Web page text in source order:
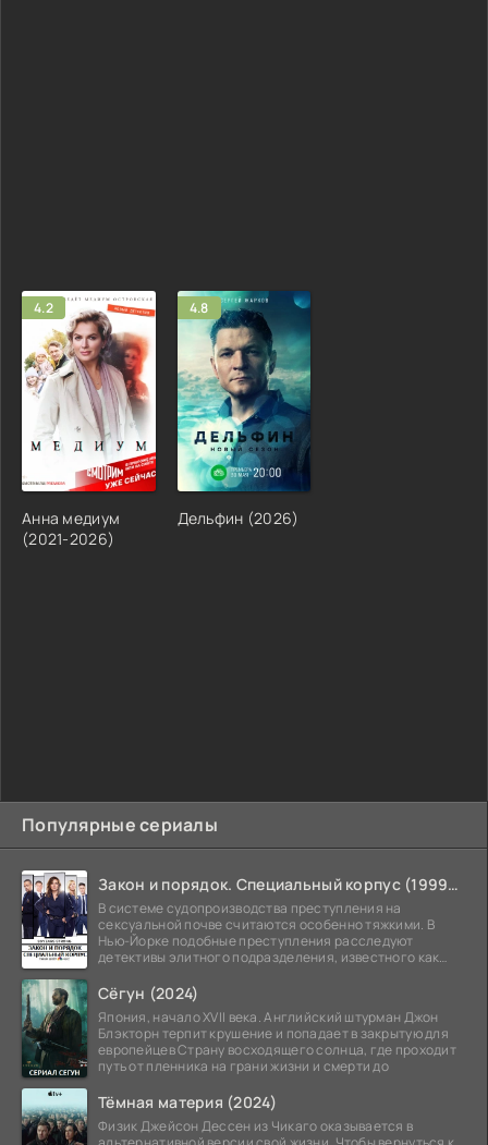
Популярные сериалы
Закон и порядок. Специальный корпус (1999-2026)
В системе судопроизводства преступления на
сексуальной почве считаются особенно тяжкими. В
Нью-Йорке подобные преступления расследуют
детективы элитного подразделения, известного как
Сёгун (2024)
Япония, начало XVII века. Английский штурман Джон
Блэкторн терпит крушение и попадает в закрытую для
европейцев Страну восходящего солнца, где проходит
путь от пленника на грани жизни и смерти до
Тёмная материя (2024)
Физик Джейсон Дессен из Чикаго оказывается в
4.2
Анна медиум
(2021-2026)
4.8
Дельфин (2026)